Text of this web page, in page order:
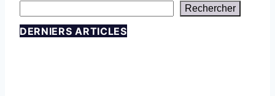
Rechercher
DERNIERS ARTICLES